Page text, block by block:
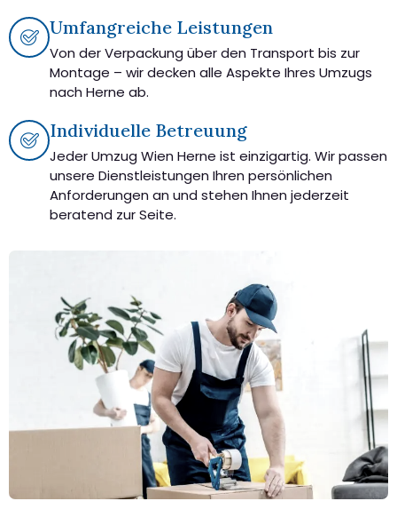
Umfangreiche Leistungen
Von der Verpackung über den Transport bis zur
Montage – wir decken alle Aspekte Ihres Umzugs
nach Herne ab.
Individuelle Betreuung
Jeder Umzug Wien Herne ist einzigartig. Wir passen
unsere Dienstleistungen Ihren persönlichen
Anforderungen an und stehen Ihnen jederzeit
beratend zur Seite.